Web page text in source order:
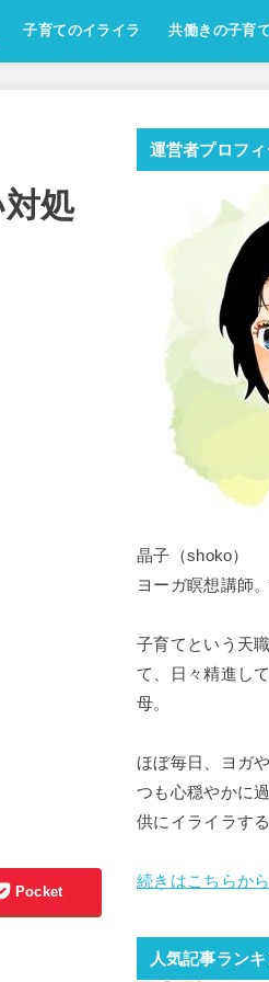
子育てのイライラ 共働きの子育て
処
Pocket
運営者プロフ
晶子（shoko）
ヨーガ瞑想講師
子育てという天
て、日々精進し
母。
ほぼ毎日、ヨガ
つも心穏やかに
供にイライラす
続きはこちらから
人気記事ラン